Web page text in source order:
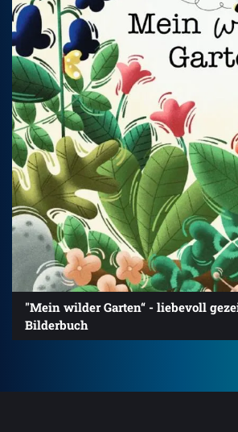
"Mein wilder Garten“ - liebevoll
Bilderbuch